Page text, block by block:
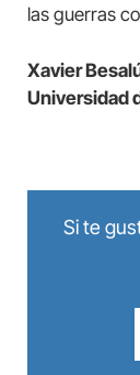
las guerras
Xavier
Universidad
Si te